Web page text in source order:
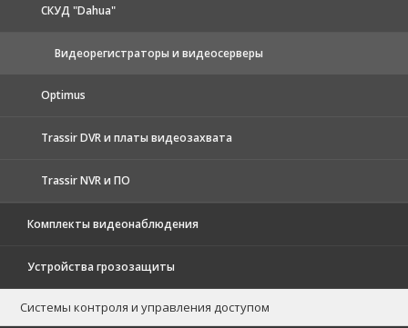
CКУД "Dahua"
Видеорегистраторы и видеосерверы
Optimus
Trassir DVR и платы видеозахвата
Trassir NVR и ПО
Комплекты видеонаблюдения
Устройства грозозащиты
Системы контроля и управления доступом